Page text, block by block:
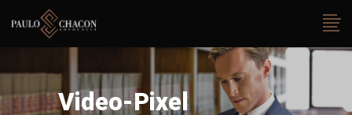
Video-Pixel